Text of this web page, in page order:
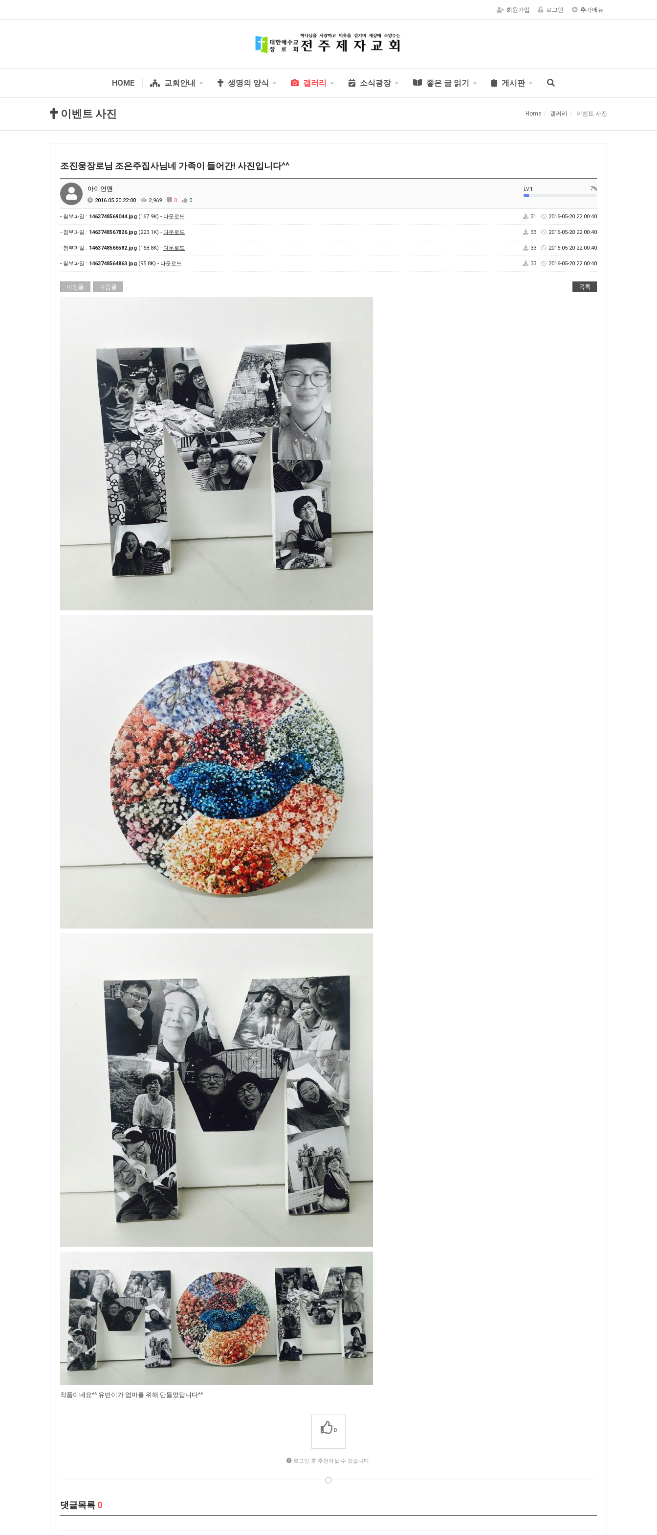
회원가입 로그인 추가메뉴
HOME 교회안내 생명의 양식 갤러리 소식광장 좋은 글 읽기 게시판
이벤트 사진 Home 갤러리 이벤트 사진
조진웅장로님 조은주집사님네 가족이 들어간! 사진입니다^^
아이언맨
2016.05.20 22:00 2,969 0 0
LV.1 7%
- 첨부파일 : 1463748569044.jpg (167.9K) - 다운로드 31 2016-05-20 22:00:40
- 첨부파일 : 1463748567826.jpg (223.1K) - 다운로드 33 2016-05-20 22:00:40
- 첨부파일 : 1463748566582.jpg (168.8K) - 다운로드 33 2016-05-20 22:00:40
- 첨부파일 : 1463748564863.jpg (95.8K) - 다운로드 33 2016-05-20 22:00:40
이전글 다음글 목록
작품이네요^^ 유빈이가 엄마를 위해 만들었답니다^^
0
로그인 후 추천하실 수 있습니다.
댓글목록 0